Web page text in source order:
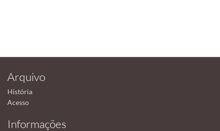
Arquivo
História
Acesso
Informações